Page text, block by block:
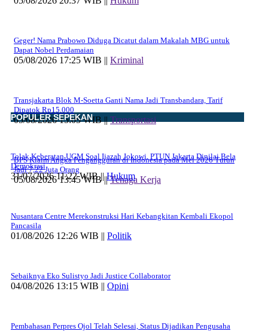
Geger! Nama Prabowo Diduga Dicatut dalam Makalah MBG untuk
Dapat Nobel Perdamaian
05/08/2026 17:25 WIB || Kriminal
Transjakarta Blok M-Soetta Ganti Nama Jadi Transbandara, Tarif
Dipatok Rp15.000
05/08/2026 15:05 WIB ||Transportasi
BPS Klaim Angka Pengangguran di Indonesia pada Mei 2026 Turun
Jadi 7,22 Juta Orang
05/08/2026 13:45 WIB ||Tenaga Kerja
POPULER SEPEKAN
Tolak Keberatan UGM Soal Ijazah Jokowi, PTUN Jakarta Dinilai Bela
Demokrasi
31/07/2026 11:22 WIB ||Hukum
Nusantara Centre Merekonstruksi Hari Kebangkitan Kembali Ekopol
Pancasila
01/08/2026 12:26 WIB || Politik
Sebaiknya Eko Sulistyo Jadi Justice Collaborator
04/08/2026 13:15 WIB || Opini
Pembahasan Perpres Ojol Telah Selesai, Status Dijadikan Pengusaha